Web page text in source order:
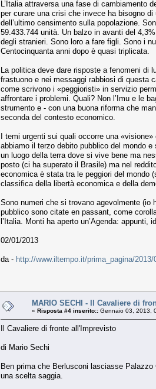
L’Italia attraversa una fase di cambiamento
per curare una crisi che invece ha bisogno
dell’ultimo censimento sulla popolazione.
59.433.744 unità. Un balzo in avanti del
degli stranieri. Sono loro a fare figli. Sono i
Centocinquanta anni dopo è quasi triplicata.
La politica deve dare risposte a fenomeni di
frastuono e nei messaggi rabbiosi di questa
come scrivono i «peggioristi» in servizio
affrontare i problemi. Quali? Non l’Imu e le
strumento e - con una buona riforma che
seconda del contesto economico.
I temi urgenti sui quali occorre una
abbiamo il terzo debito pubblico del mondo
un luogo della terra dove si vive bene ma
posto (ci ha superato il Brasile) ma nel
economica è stata tra le peggiori del mondo
classifica della libertà economica e della
Sono numeri che si trovano agevolmente (io
pubblico sono citate en passant, come
l’Italia. Monti ha aperto un’Agenda:
02/01/2013
da - http://www.iltempo.it/prima_pagina/
MARIO SECHI - Il Cavaliere di
« Risposta #4 inserito:: Gennaio 03, 2013,
Il Cavaliere di fronte all'Imprevisto
di Mario Sechi
Ben prima che Berlusconi lasciasse
una scelta saggia.